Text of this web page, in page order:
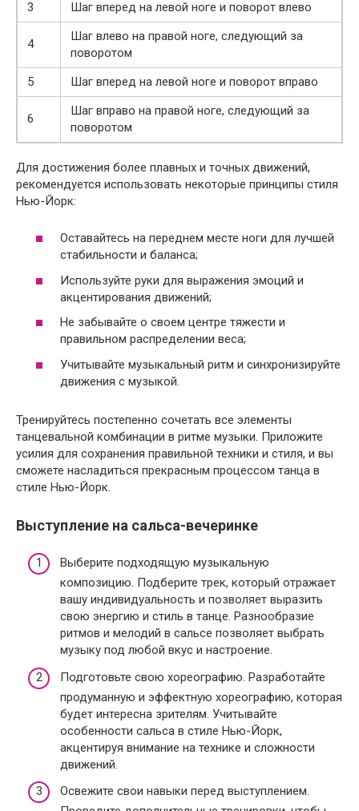
3
Шаг вперед на левой ноге и поворот влево
4
Шаг влево на правой ноге, следующий за
поворотом
5
Шаг вперед на левой ноге и поворот вправо
6
Шаг вправо на правой ноге, следующий за
поворотом
Для достижения более плавных и точных движений,
рекомендуется использовать некоторые принципы стиля
Нью-Йорк:
Оставайтесь на переднем месте ноги для лучшей
стабильности и баланса;
Используйте руки для выражения эмоций и
акцентирования движений;
Не забывайте о своем центре тяжести и
правильном распределении веса;
Учитывайте музыкальный ритм и синхронизируйте
движения с музыкой.
Тренируйтесь постепенно сочетать все элементы
танцевальной комбинации в ритме музыки. Приложите
усилия для сохранения правильной техники и стиля, и вы
сможете насладиться прекрасным процессом танца в
стиле Нью-Йорк.
Выступление на сальса-вечеринке
Выберите подходящую музыкальную
композицию. Подберите трек, который отражает
вашу индивидуальность и позволяет выразить
свою энергию и стиль в танце. Разнообразие
ритмов и мелодий в сальсе позволяет выбрать
музыку под любой вкус и настроение.
Подготовьте свою хореографию. Разработайте
продуманную и эффектную хореографию, которая
будет интересна зрителям. Учитывайте
особенности сальса в стиле Нью-Йорк,
акцентируя внимание на технике и сложности
движений.
Освежите свои навыки перед выступлением.